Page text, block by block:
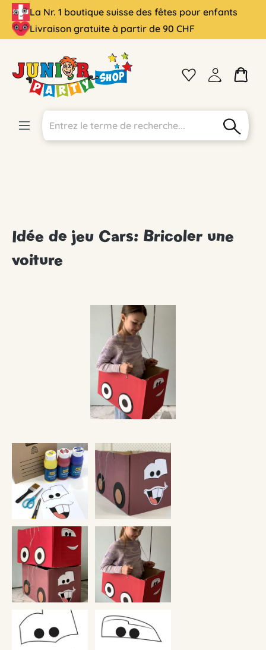
principal
La Nr. 1 boutique suisse des fêtes pour enfants
Livraison gratuite à partir de 90 CHF
Idée de jeu Cars: Bricoler une
voiture